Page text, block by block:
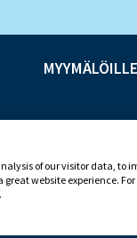
MYYMÄLÖILLE
of our visitor data, to
great website experience.